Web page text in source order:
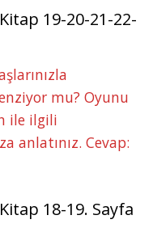
19-20-21-22-
mu? Oyunu
ile ilgili
anlatınız. Cevap:
18-19. Sayfa